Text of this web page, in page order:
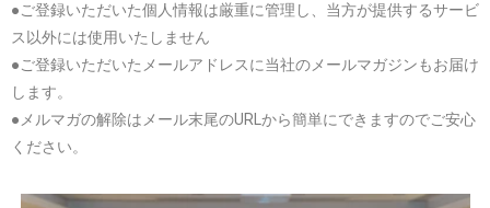
●ご登録いただいた個人情報は厳重に管理し、当方が提供するサービ
ス以外には使用いたしません
●ご登録いただいたメールアドレスに当社のメールマガジンもお届け
します。
●メルマガの解除はメール末尾のURLから簡単にできますのでご安心
ください。